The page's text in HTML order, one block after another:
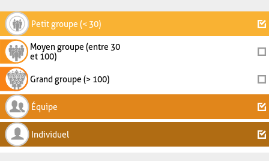
Petit groupe (< 30)
Moyen groupe (entre 30
et 100)
Grand groupe (> 100)
Équipe
Individuel